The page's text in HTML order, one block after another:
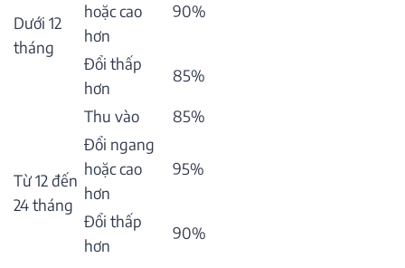
Dưới 12
tháng
hoặc cao
hơn
90%
Đổi thấp
hơn
85%
Từ 12 đến
24 tháng
Thu vào
85%
Đổi ngang
hoặc cao
hơn
95%
Đổi thấp
hơn
90%